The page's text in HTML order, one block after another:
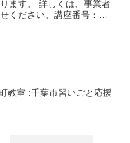
ます。 詳しくは、事業者
ください。講座番号：
教室 :千葉市習いごと応援